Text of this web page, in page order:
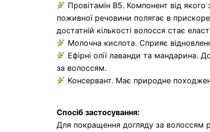
Провітамін В5. Компонент від
поживної речовини полягає в
достатній кількості волосся стає
Молочна кислота. Сприяє
Ефірні олії лаванди та мандарина.
за волоссям.
Консервант. Має природне
Спосіб застосування:
Для покращення догляду за волоссям